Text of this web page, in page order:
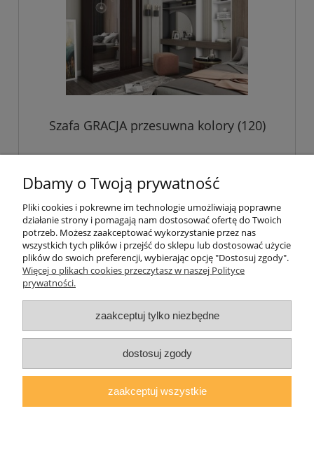
Szafa GRACJA przesuwna kolory (120)
1 147,00 zł
do koszyka
Dbamy o Twoją prywatność
Pliki cookies i pokrewne im technologie umożliwiają poprawne
działanie strony i pomagają nam dostosować ofertę do Twoich
potrzeb. Możesz zaakceptować wykorzystanie przez nas
wszystkich tych plików i przejść do sklepu lub dostosować użycie
plików do swoich preferencji, wybierając opcję "Dostosuj zgody".
Więcej o plikach cookies przeczytasz w naszej Polityce
prywatności.
zaakceptuj tylko niezbędne
dostosuj zgody
zaakceptuj wszystkie